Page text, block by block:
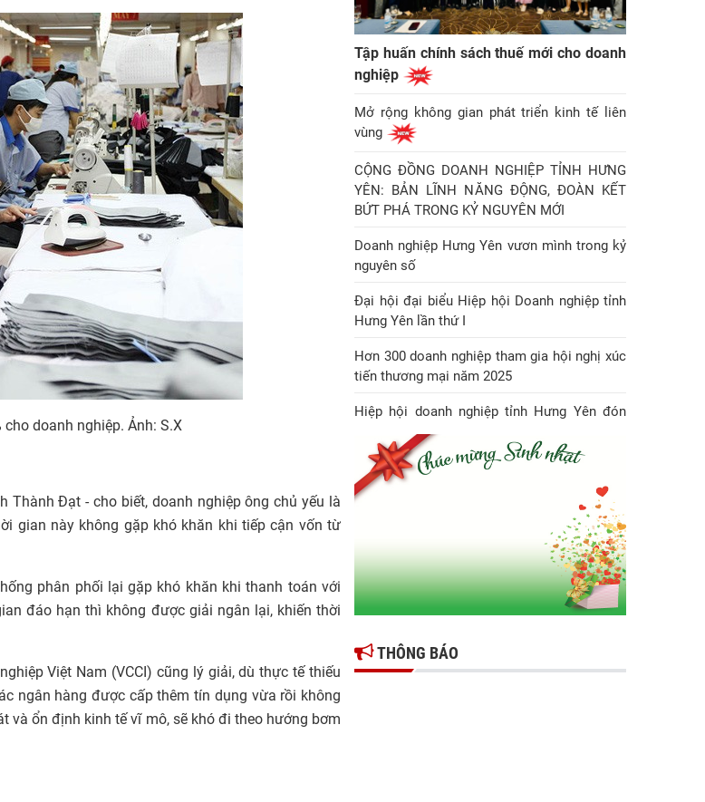
doanh nghiệp. Ảnh: S.X
Thành Đạt - cho biết, doanh nghiệp ông chủ yếu là
gian này không gặp khó khăn khi tiếp cận vốn từ
phân phối lại gặp khó khăn khi thanh toán với
đáo hạn thì không được giải ngân lại, khiến thời
Việt Nam (VCCI) cũng lý giải, dù thực tế thiếu
ngân hàng được cấp thêm tín dụng vừa rồi không
và ổn định kinh tế vĩ mô, sẽ khó đi theo hướng bơm
Tập huấn chính sách thuế mới cho doanh
nghiệp
Mở rộng không gian phát triển kinh tế liên
vùng
CỘNG ĐỒNG DOANH NGHIỆP TỈNH HƯNG
YÊN: BẢN LĨNH NĂNG ĐỘNG, ĐOÀN KẾT
BỨT PHÁ TRONG KỶ NGUYÊN MỚI
Doanh nghiệp Hưng Yên vươn mình trong kỷ
nguyên số
Đại hội đại biểu Hiệp hội Doanh nghiệp tỉnh
Hưng Yên lần thứ I
Hơn 300 doanh nghiệp tham gia hội nghị xúc
tiến thương mại năm 2025
Hiệp hội doanh nghiệp tỉnh Hưng Yên đón
Huân chương Lao động hạng Nhì
Gợi mở giải pháp để thúc đẩy doanh nghiệp
tỉnh Hưng Yên phát triển
Ông Đỗ Văn Vẻ là Chủ tịch Hiệp hội Doanh
Hiệp hội doanh nghiệp tỉnh Hưng Yên: Cập
nhật chính sách thuế mới và phòng ngừa rủi
ro thuế cho doanh nghiệp
THÔNG BÁO